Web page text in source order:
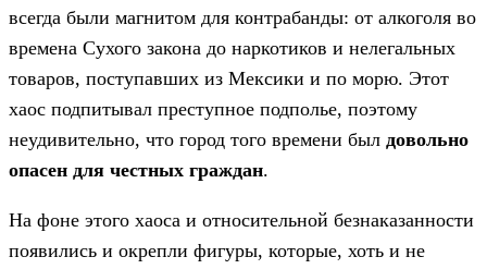
всегда были магнитом для контрабанды: от алкоголя во
времена Сухого закона до наркотиков и нелегальных
товаров, поступавших из Мексики и по морю. Этот
хаос подпитывал преступное подполье, поэтому
неудивительно, что город того времени был довольно
опасен для честных граждан.
На фоне этого хаоса и относительной безнаказанности
появились и окрепли фигуры, которые, хоть и не